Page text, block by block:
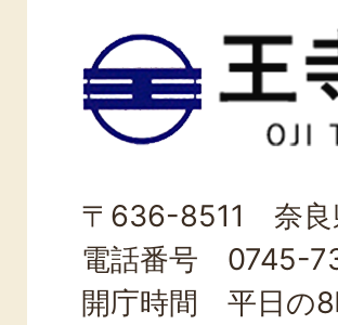
王
寺
町
TOWN
〒636-8511 奈良
電話番号 0745-
開庁時間 平日の8